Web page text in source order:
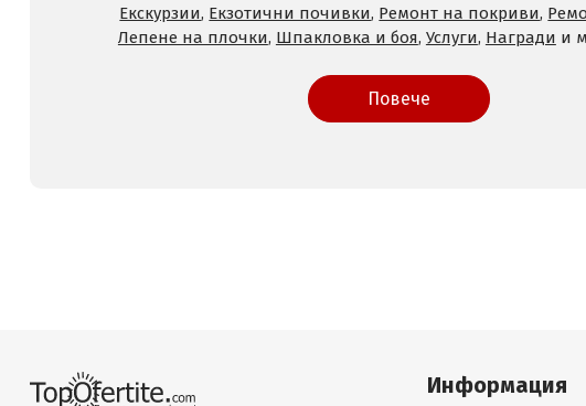
Екскурзии, Екзотични почивки, Ремонт на покриви,
Лепене на плочки, Шпакловка и боя, Услуги, Награди и
Повече
Информация